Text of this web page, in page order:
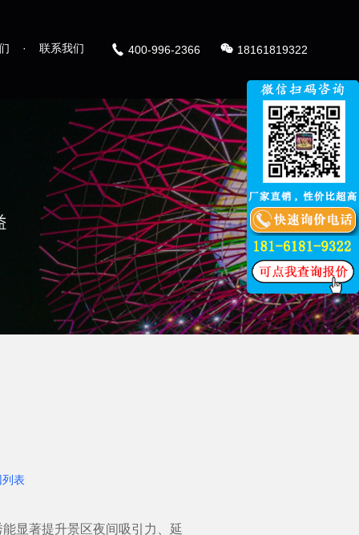
· 联系我们 400-996-2366 18161819322
表
显著提升景区夜间吸引力、延